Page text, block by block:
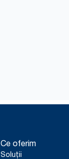
Ce oferim
Soluții